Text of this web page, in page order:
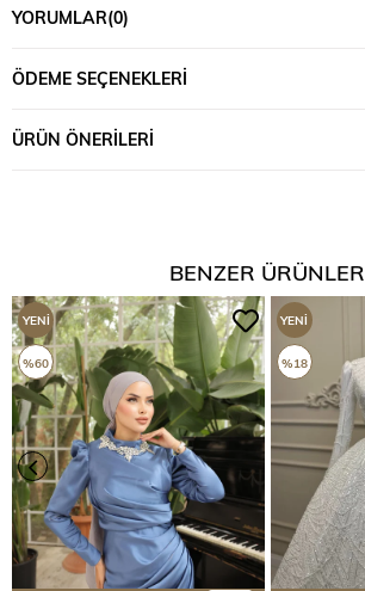
YORUMLAR(0)
ÖDEME SEÇENEKLERI
ÜRÜN ÖNERILERI
BENZER ÜRÜNLER
YENI
ÜRÜN
%60
YENI
ÜRÜN
%18